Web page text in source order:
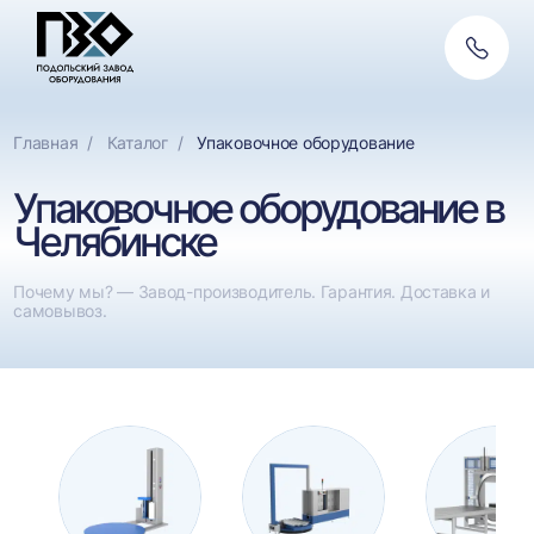
связь
Главная Каталог Упаковочное оборудование
Упаковочное оборудование в
Челябинске
Почему мы? — Завод-производитель. Гарантия. Доставка и
самовывоз.